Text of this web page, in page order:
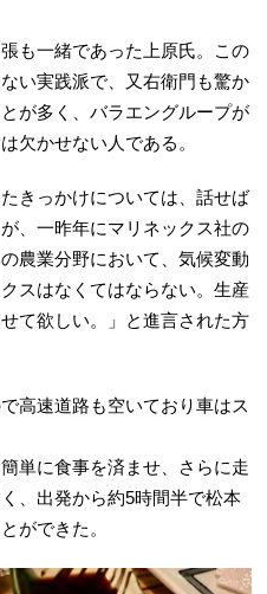
も一緒であった上原氏。この
い実践派で、又右衛門も驚か
が多く、バラエングループが
欠かせない人である。
きっかけについては、話せば
、一昨年にマリネックス社の
農業分野において、気候変動
スはなくてはならない。生産
て欲しい。」と進言された方
高速道路も空いており車はス
単に食事を済ませ、さらに走
、出発から約5時間半で松本
ができた。